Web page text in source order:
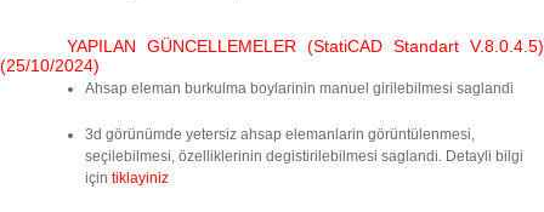
YAPILAN GÜNCELLEMELER (StatiCAD Standart V.8.0.4.5)
(25/10/2024)
Ahsap eleman burkulma boylarinin manuel girilebilmesi saglandi
3d görünümde yetersiz ahsap elemanlarin görüntülenmesi,
seçilebilmesi, özelliklerinin degistirilebilmesi saglandi. Detayli bilgi
için tiklayiniz